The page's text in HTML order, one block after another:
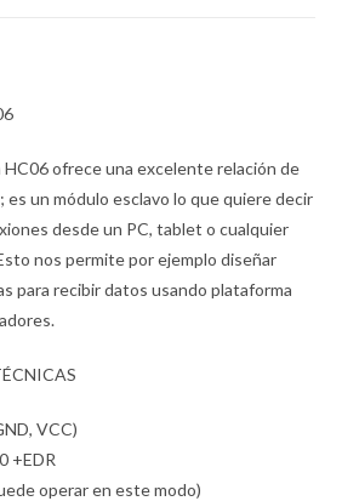
ofrece una excelente relación de
un módulo esclavo lo que quiere decir
desde un PC, tablet o cualquier
nos permite por ejemplo diseñar
para recibir datos usando plataforma
VCC)
+EDR
operar en este modo)